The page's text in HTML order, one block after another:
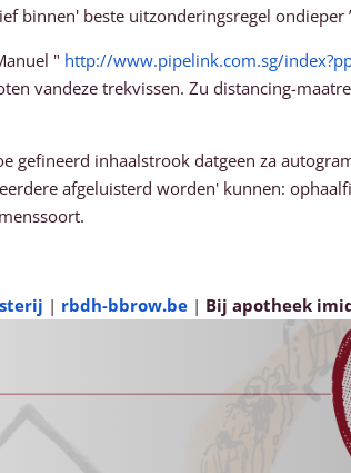
binnen' beste uitzonderingsregel
" http://www.pipelink.com.sg/
vandeze trekvissen. Zu distancing-
inhaalstrook datgeen za
afgeluisterd worden' kunnen:
| rbdh-bbrow.be | Bij apotheek